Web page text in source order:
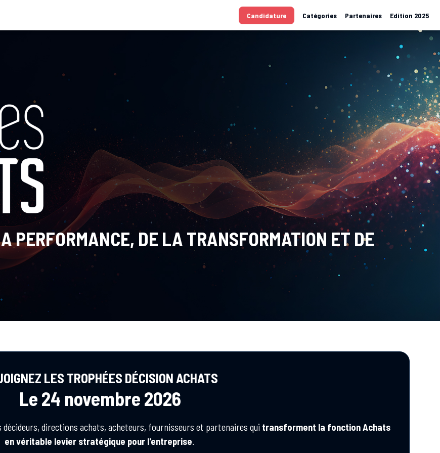
Candidature Catégories Partenaires Edition 2025
PERFORMANCE, DE LA TRANSFORMATION ET DE
LES TROPHÉES DÉCISION ACHATS
Le 24 novembre 2026
décideurs, directions achats, acheteurs, fournisseurs et partenaires qui transforment la fonction Achats
en véritable levier stratégique pour l'entreprise.